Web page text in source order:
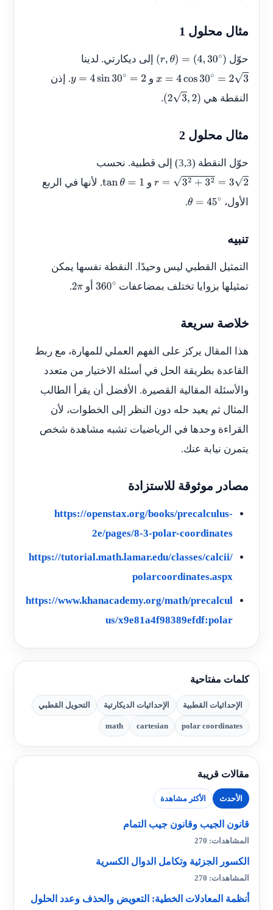
مثال محلول 1
حوّل (r,θ)= (4 30∘)
إلى ديكارتي. لدينا
x =4 cos30∘= 23 و y =4 sin30∘= 2
. إذن
النقطة هي
(23, 2)
.
مثال محلول 2
حوّل النقطة (3,3)إلى قطبية. نحسب
r=3 2+ 32 =3 2 و tanθ=1
. لأنها في الربع
الأول،
θ =45∘
.
تنبيه
التمثيل القطبي ليس وحيدًا. النقطة نفسها يمكن
تمثيلها بزوايا تختلف بمضاعفات
360أو 2π
.
خلاصة سريعة
هذا المقال يركز على الفهم العملي للمهارة، مع ربط
القاعدة بطريقة الحل في أسئلة الاختيار من متعدد
والأسئلة المقالية القصيرة. الأفضل أن يقرأ الطالب
المثال ثم يعيد حله دون النظر إلى الخطوات، لأن
القراءة وحدها في الرياضيات تشبه مشاهدة شخص
يتمرن نيابة عنك.
مصادر موثوقة للاستزادة
https://openstax.org/books/precalculus-
2e/pages/8-3-polar-coordinates
https://tutorial.math.lamar.edu/classes/calcii/
polarcoordinates.aspx
https://www.khanacademy.org/math/precalcul
us/x9e81a4f98389efdf:polar
كلمات مفتاحية
الإحداثيات القطبية الإحداثيات الديكارتية التحويل القطبي
polar coordinates
cartesian
math
مقالات قريبة
الأحدث الأكثر مشاهدة
قانون الجيب وقانون جيب التمام
المشاهدات: 270
الكسور الجزئية وتكامل الدوال الكسرية
المشاهدات: 270
أنظمة المعادلات الخطية: التعويض والحذف وعدد الحلول